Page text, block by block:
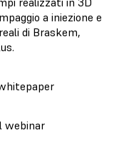
a iniezione e
di Braskem,
webinar